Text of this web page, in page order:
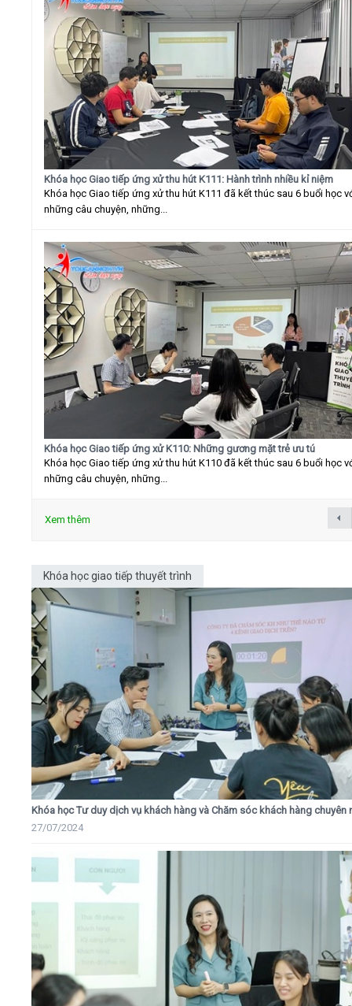
Khóa học Giao tiếp ứng xử thu hút K111: Hành trình nhiều kỉ niệm
Khóa học Giao tiếp ứng xử thu hút K111 đã kết thúc sau 6 buổi học
những câu chuyện, những...
Khóa học Giao tiếp ứng xử K110: Những gương mặt trẻ ưu tú
Khóa học Giao tiếp ứng xử thu hút K110 đã kết thúc sau 6 buổi học
những câu chuyện, những...
Xem thêm
Khóa học giao tiếp thuyết trình
Khóa học Tư duy dịch vụ khách hàng và Chăm sóc khách hàng chuyên
27/07/2024